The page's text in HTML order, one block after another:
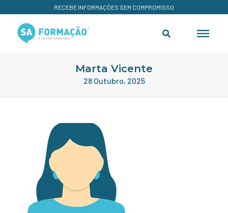
RECEBE INFORMAÇÕES SEM COMPROMISSO
Marta Vicente
28 Outubro, 2025